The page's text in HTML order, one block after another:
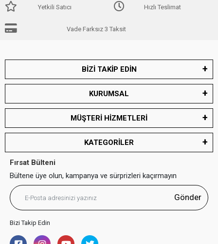
Yetkili Satıcı Hızlı Teslimat
Vade Farksız 3 Taksit
BİZİ TAKİP EDİN
KURUMSAL
MÜŞTERİ HİZMETLERİ
KATEGORİLER
Fırsat Bülteni
Bültene üye olun, kampanya ve sürprizleri kaçırmayın
Gönder
Bizi Takip Edin